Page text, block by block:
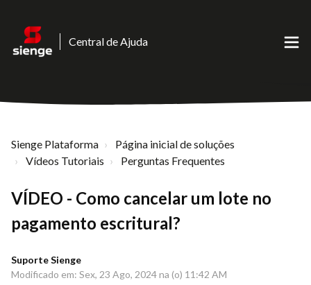
Central de Ajuda
Sienge Plataforma
Página inicial de soluções
Vídeos Tutoriais
Perguntas Frequentes
VÍDEO - Como cancelar um lote no
pagamento escritural?
Suporte Sienge
Modificado em: Sex, 23 Ago, 2024 na (o) 11:42 AM